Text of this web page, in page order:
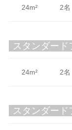
24m² 2名
スタンダード
24m² 2名
スタンダード